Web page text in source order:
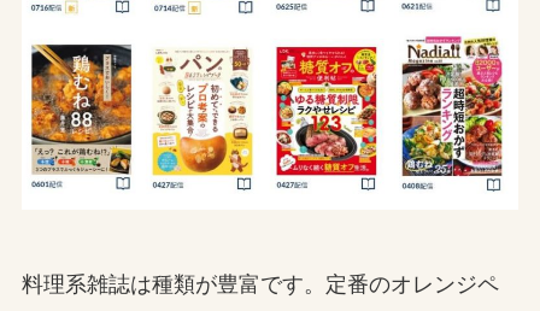
料理系雑誌は種類が豊富です。定番のオレンジペ